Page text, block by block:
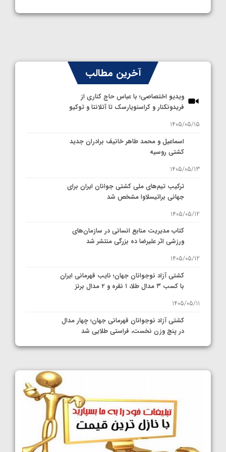
آخرین مطالب
ویدیو اختصاصی؛ با عباس حاج کناری از
فریدونکنار و کراسنویارسک تا آتلانتا و توکیو
1405/05/15
اسماعیل و محمد طاهر خانیف برادران جدید
کشتی روسیه
1405/05/13
ترکیب تیم‌های ملی کشتی جوانان ایران برای
جهانی براتیسلاوا مشخص شد
1405/05/12
کتاب مدیریت منابع انسانی در سازمان‌های
ورزشی اثر علیرضا ده بزرگی منتشر شد
1405/05/12
کشتی آزاد نوجوانان جهان؛ نایب قهرمانی ایران
با کسب ۳ مدال طلا، ۱ نقره و ۲ مدال برنز
1405/05/11
کشتی آزاد نوجوانان قهرمانی جهان؛ چهار مدال
در پنج وزن نخست، فراستی طلایی شد
1405/05/11
کشتی آزاد نوجوانان جهان؛ رقبای نمایندگان
ایران مشخص شدند
1405/05/08